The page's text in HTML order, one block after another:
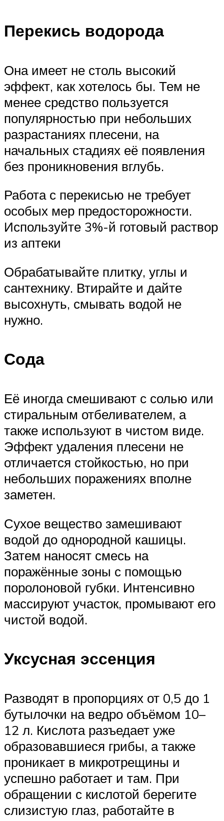
Перекись водорода
Она имеет не столь высокий
эффект, как хотелось бы. Тем не
менее средство пользуется
популярностью при небольших
разрастаниях плесени, на
начальных стадиях её появления
без проникновения вглубь.
Работа с перекисью не требует
особых мер предосторожности.
Используйте 3%-й готовый раствор
из аптеки
Обрабатывайте плитку, углы и
сантехнику. Втирайте и дайте
высохнуть, смывать водой не
нужно.
Сода
Её иногда смешивают с солью или
стиральным отбеливателем, а
также используют в чистом виде.
Эффект удаления плесени не
отличается стойкостью, но при
небольших поражениях вполне
заметен.
Сухое вещество замешивают
водой до однородной кашицы.
Затем наносят смесь на
поражённые зоны с помощью
поролоновой губки. Интенсивно
массируют участок, промывают его
чистой водой.
Уксусная эссенция
Разводят в пропорциях от 0,5 до 1
бутылочки на ведро объёмом 10–
12 л. Кислота разъедает уже
образовавшиеся грибы, а также
проникает в микротрещины и
успешно работает и там. При
обращении с кислотой берегите
слизистую глаз, работайте в